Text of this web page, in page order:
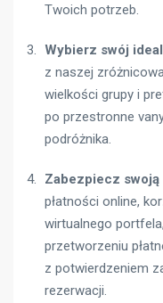
Twoich potrzeb.
Wybierz swój
z naszej
wielkości grupy i
po przestronne
podróżnika.
Zabezpiecz
płatności online,
wirtualnego
przetworzeniu
z potwierdzeniem
rezerwacji.